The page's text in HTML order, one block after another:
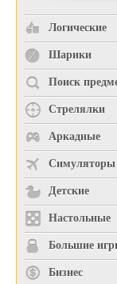
Логические
Шарики
Поиск
Стрелялки
Аркадные
Симуляторы
Детские
Настольные
Большие
Бизнес